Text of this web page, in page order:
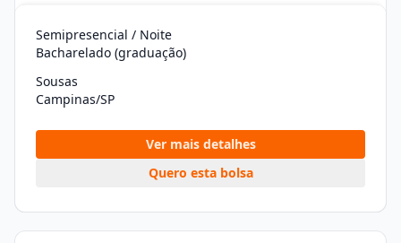
Semipresencial / Noite
Bacharelado (graduação)
Sousas
Campinas/SP
Ver mais detalhes
Quero esta bolsa